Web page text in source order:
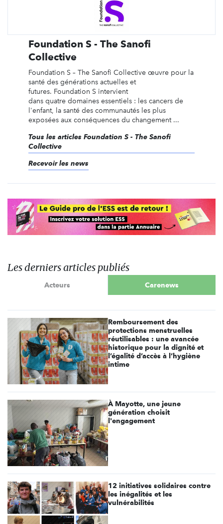
Foundation S - The Sanofi
Collective
Foundation S – The Sanofi Collective œuvre pour la
santé des générations actuelles et
futures. Foundation S intervient
dans quatre domaines essentiels : les cancers de
l'enfant, la santé des communautés les plus
exposées aux conséquences du changement ...
Tous les articles Foundation S - The Sanofi
Collective
Recevoir les news
Les derniers articles publiés
Acteurs Carenews
Remboursement des
protections menstruelles
réutilisables : une avancée
historique pour la dignité et
l’égalité d’accès à l’hygiène
intime
À Mayotte, une jeune
génération choisit
l'engagement
12 initiatives solidaires contre
les inégalités et les
vulnérabilités